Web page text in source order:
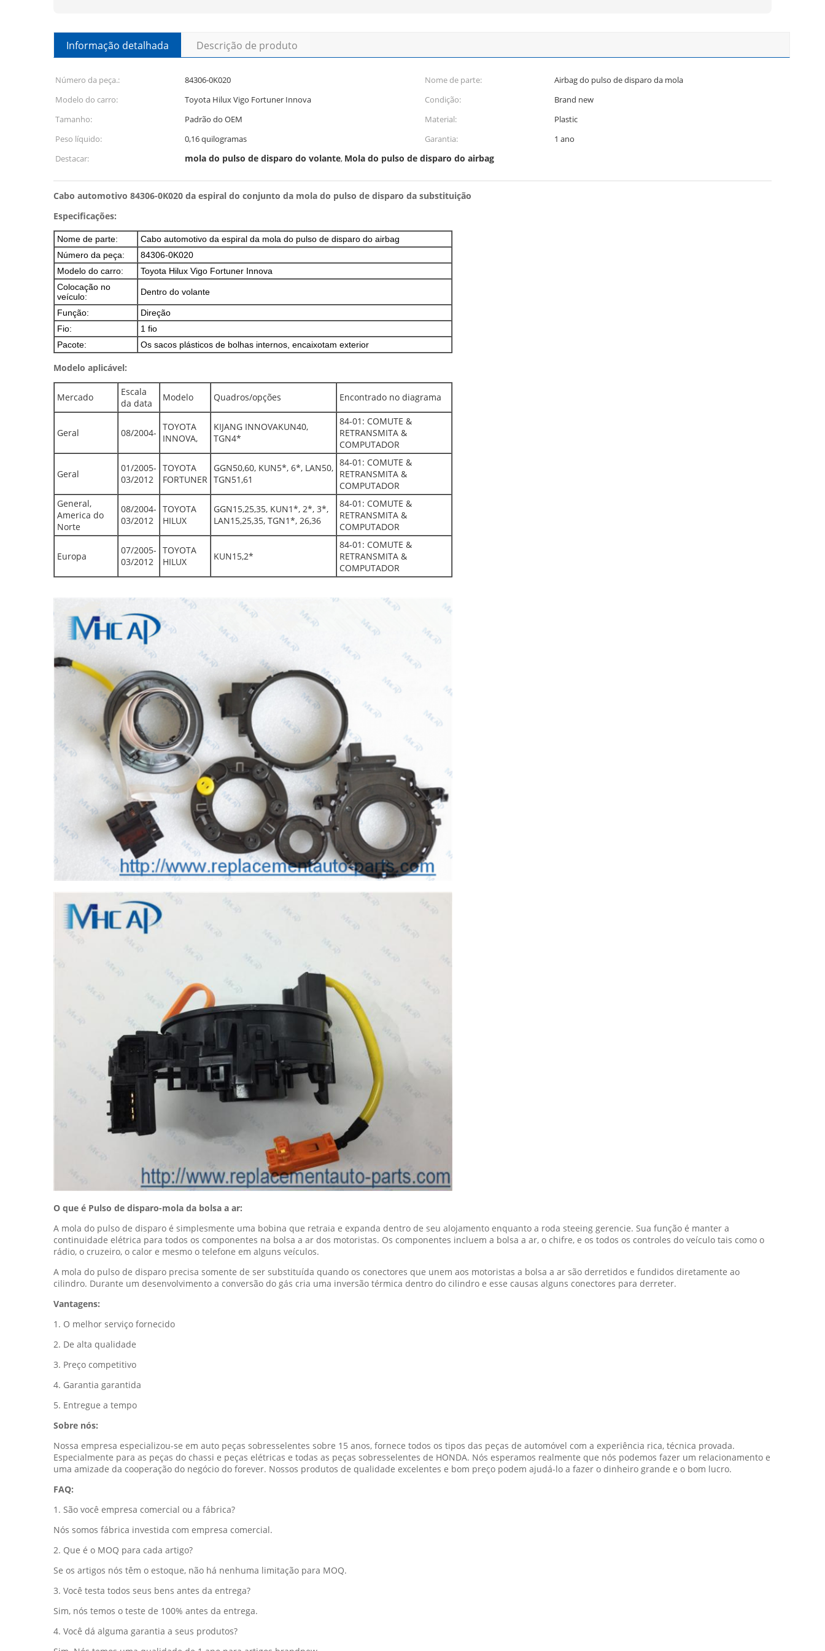
Informação detalhada Descrição de produto
Número da peça.: 84306-0K020 Nome de parte:
Airbag do pulso de disparo da mola
Modelo do carro:
Toyota Hilux Vigo Fortuner Innova Condição:
Brand new
Tamanho:
Padrão do OEM Material:
Plastic
Peso líquido:
0,16 quilogramas Garantia:
1 ano
Destacar:
mola do pulso de disparo do volante, Mola do pulso de disparo do airbag
Cabo automotivo 84306-0K020 da espiral do conjunto da mola do pulso de disparo da substituição
Especificações:
Nome de parte:
Cabo automotivo da espiral da mola do pulso de disparo do airbag
Número da peça:
84306-0K020
Modelo do carro:
Toyota Hilux Vigo Fortuner Innova
Colocação no
veículo:
Dentro do volante
Função:
Direção
Fio:
1 fio
Pacote:
Os sacos plásticos de bolhas internos, encaixotam exterior
Modelo aplicável:
Mercado
Escala
da data
Modelo Quadros/opções Encontrado no diagrama
Geral 08/2004-
TOYOTA
INNOVA,
KIJANG INNOVAKUN40,
TGN4*
84-01: COMUTE &
RETRANSMITA &
COMPUTADOR
Geral
01/2005-
03/2012
TOYOTA
FORTUNER
GGN50,60, KUN5*, 6*, LAN50,
TGN51,61
84-01: COMUTE &
RETRANSMITA &
COMPUTADOR
General,
America do
Norte
08/2004-
03/2012
TOYOTA
HILUX
GGN15,25,35, KUN1*, 2*, 3*,
LAN15,25,35, TGN1*, 26,36
84-01: COMUTE &
RETRANSMITA &
COMPUTADOR
Europa
07/2005-
03/2012
TOYOTA
HILUX
KUN15,2*
84-01: COMUTE &
RETRANSMITA &
COMPUTADOR
O que é Pulso de disparo-mola da bolsa a ar:
A mola do pulso de disparo é simplesmente uma bobina que retraia e expanda dentro de seu alojamento enquanto a roda steeing gerencie. Sua função é manter a
continuidade elétrica para todos os componentes na bolsa a ar dos motoristas. Os componentes incluem a bolsa a ar, o chifre, e os todos os controles do veículo tais como o
rádio, o cruzeiro, o calor e mesmo o telefone em alguns veículos.
A mola do pulso de disparo precisa somente de ser substituída quando os conectores que unem aos motoristas a bolsa a ar são derretidos e fundidos diretamente ao
cilindro. Durante um desenvolvimento a conversão do gás cria uma inversão térmica dentro do cilindro e esse causas alguns conectores para derreter.
Vantagens:
1. O melhor serviço fornecido
2. De alta qualidade
3. Preço competitivo
4. Garantia garantida
5. Entregue a tempo
Sobre nós:
Nossa empresa especializou-se em auto peças sobresselentes sobre 15 anos, fornece todos os tipos das peças de automóvel com a experiência rica, técnica provada.
Especialmente para as peças do chassi e peças elétricas e todas as peças sobresselentes de HONDA. Nós esperamos realmente que nós podemos fazer um relacionamento e
uma amizade da cooperação do negócio do forever. Nossos produtos de qualidade excelentes e bom preço podem ajudá-lo a fazer o dinheiro grande e o bom lucro.
FAQ:
1. São você empresa comercial ou a fábrica?
Nós somos fábrica investida com empresa comercial.
2. Que é o MOQ para cada artigo?
Se os artigos nós têm o estoque, não há nenhuma limitação para MOQ.
3. Você testa todos seus bens antes da entrega?
Sim, nós temos o teste de 100% antes da entrega.
4. Você dá alguma garantia a seus produtos?